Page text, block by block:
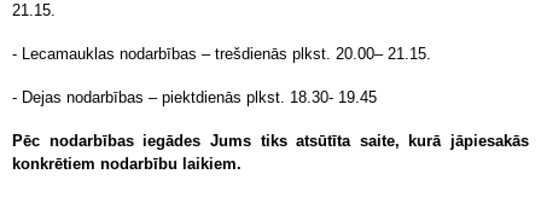
21.15.
- Lecamauklas nodarbības – trešdienās plkst. 20.00– 21.15.
- Dejas nodarbības – piektdienās plkst. 18.30- 19.45
Pēc nodarbības iegādes Jums tiks atsūtīta saite, kurā jāpiesakās
konkrētiem nodarbību laikiem.